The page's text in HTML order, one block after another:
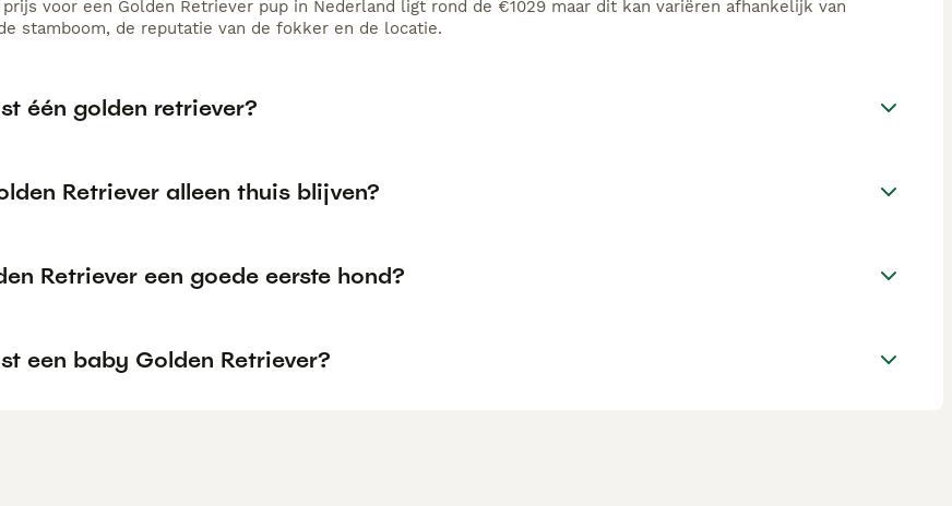
voor een Golden Retriever pup in Nederland ligt rond de €1029 maar dit kan variëren afhankelijk van
stamboom, de reputatie van de fokker en de locatie.
één golden retriever?
Retriever alleen thuis blijven?
Retriever een goede eerste hond?
een baby Golden Retriever?